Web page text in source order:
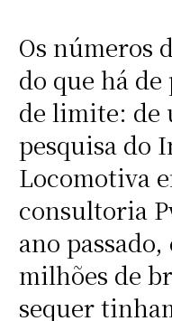
Os números
do que há
de limite: de
pesquisa do
Locomotiva
consultoria
ano
milhões de
sequer